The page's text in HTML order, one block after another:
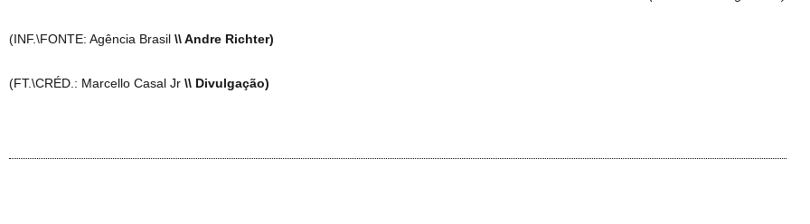
(INF.\FONTE: Agência Brasil \\ Andre Richter)
(FT.\CRÉD.: Marcello Casal Jr \\ Divulgação)